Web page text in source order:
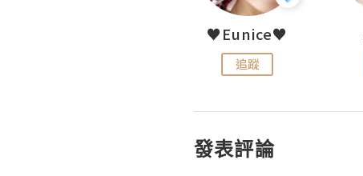
♥Eunice♥
追蹤
發表評論